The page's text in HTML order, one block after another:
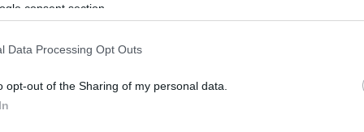
consent section.
Data Processing Opt Outs
opt-out of the Sharing of my personal data.